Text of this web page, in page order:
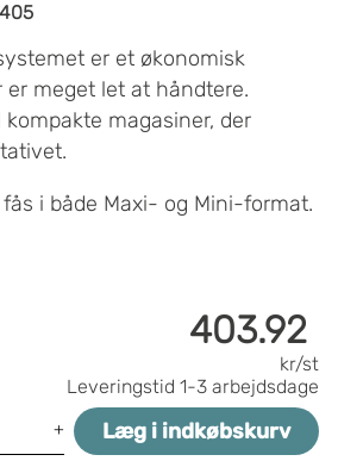
er et økonomisk
meget let at håndtere.
magasiner, der
i både Maxi- og Mini-format.
403.92
kr/st
Leveringstid 1-3 arbejdsdage
+ Læg i indkøbskurv